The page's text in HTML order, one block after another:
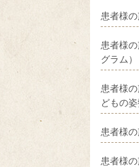
患者様の
患者様
グラム）
患者様
どもの
患者様の
患者様